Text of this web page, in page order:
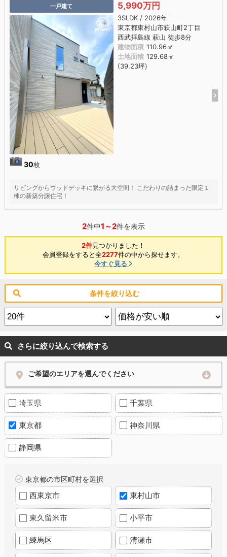
一戸建て
30枚
5,990万円
3SLDK / 2026年
東京都東村山市萩山町2丁目
西武拝島線 萩山 徒歩8分
建物面積 110.96㎡
土地面積 129.68㎡
(39.23坪)
リビングからウッドデッキに繋がる大空間！ こだわりの詰まった限定１
棟の新築分譲住宅！
2件中1～2件を表示
2件見つかりました！
会員登録をすると全2277件の中から探せます。
今すぐ見る
条件を絞り込む
さらに絞り込んで検索する
ご希望のエリアを選んでください
埼玉県 千葉県
東京都 神奈川県
静岡県
東京都の市区町村を選択
西東京市 東村山市
東久留米市 小平市
練馬区 清瀬市